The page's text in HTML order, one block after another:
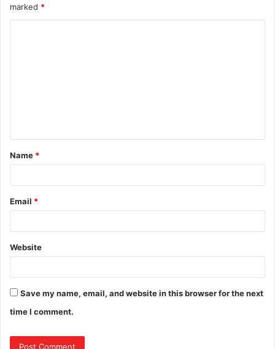
marked *
Name *
Email *
Website
Save my name, email, and website in this browser for the next
time I comment.